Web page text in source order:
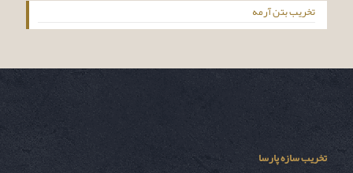
تخریب بتن آرمه
تخریب سازه پارسا